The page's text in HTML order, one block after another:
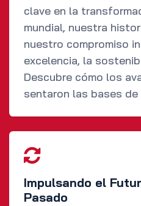
clave en la
mundial, nuestra
nuestro compromiso
excelencia, la
Descubre cómo los
sentaron las bases
Impulsando el
Pasado